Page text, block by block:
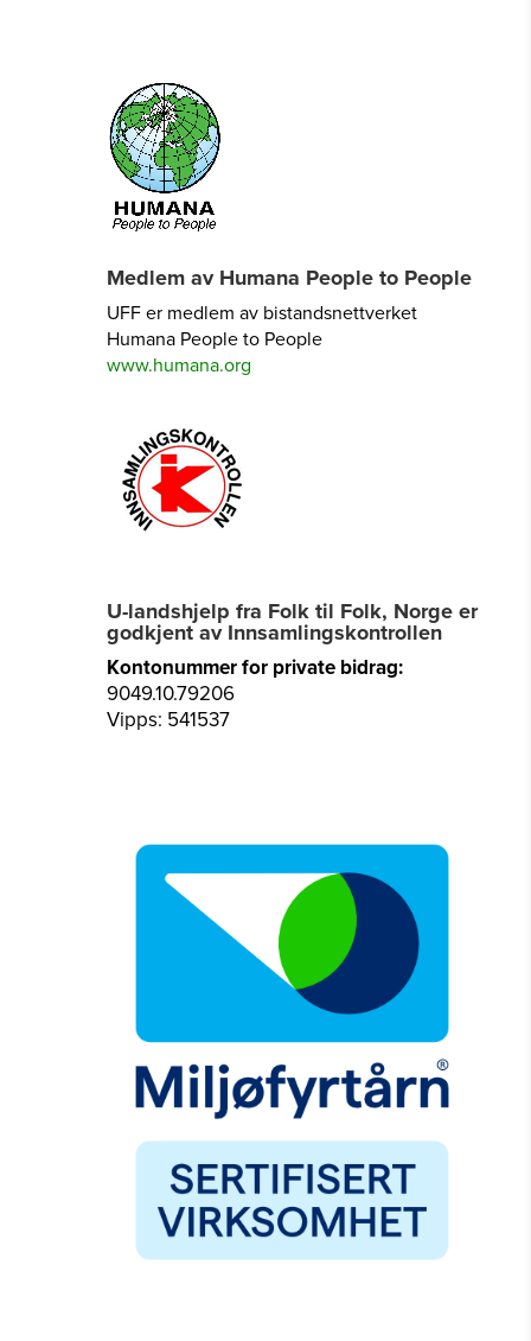
Medlem av Humana People to People
UFF er medlem av bistandsnettverket
Humana People to People
www.humana.org
U-landshjelp fra Folk til Folk, Norge er
godkjent av Innsamlingskontrollen
Kontonummer for private bidrag:
9049.10.79206
Vipps: 541537